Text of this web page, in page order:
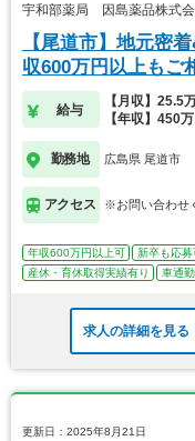
宇和部薬局 因島薬品株式会
【尾道市】地元密
収600万円以上もご
給与
【月収】25.5
【年収】450
勤務地 広島県 尾道市
アクセス ※お問い合わせ
年収600万円以上可 新卒も応募
産休・育休取得実績有り
車通
求人の詳細を見る
更新日：2025年8月21日